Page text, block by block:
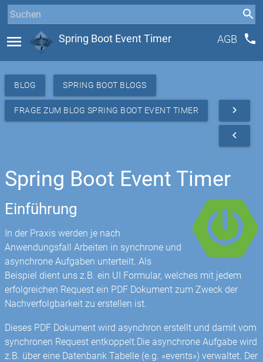
menu Spring Boot Event Timer AGB phone
BLOG SPRING BOOT BLOGS
FRAGE ZUM BLOG SPRING BOOT EVENT TIMER navigate_next
navigate_before
Spring Boot Event Timer
Einführung
In der Praxis werden je nach
Anwendungsfall Arbeiten in synchrone und
asynchrone Aufgaben unterteilt. Als
Beispiel dient uns z.B. ein UI Formular, welches mit jedem
erfolgreichen Request ein PDF Dokument zum Zweck der
Nachverfolgbarkeit zu erstellen ist.
Dieses PDF Dokument wird asynchron erstellt und damit vom
synchronen Request entkoppelt.Die asynchrone Aufgabe wird
z.B. über eine Datenbank Tabelle (e.g. «events») verwaltet. Der